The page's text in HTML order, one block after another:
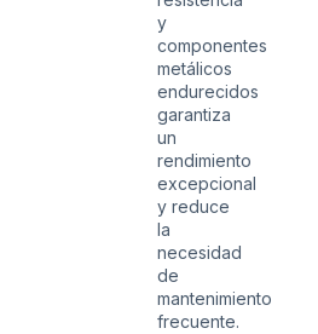
y
componentes
metálicos
endurecidos
garantiza
un
rendimiento
excepcional
y reduce
la
necesidad
de
mantenimiento
frecuente.